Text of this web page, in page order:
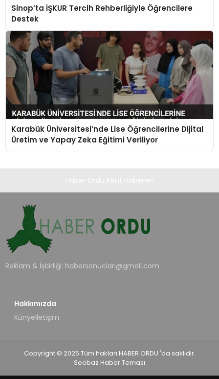
Sinop’ta İŞKUR Tercih Rehberliğiyle Öğrencilere
Destek
Karabük Üniversitesi’nde Lise Öğrencilerine Dijital
Üretim ve Yapay Zeka Eğitimi Veriliyor
Reklam & İşbirliği: habersonuclari@gmail.com
Hakkımızda
Künyeİletişim
Copyright © 2025 Tüm hakları HABER ORDU 'da saklıdır.
Seobaz Haber Teması